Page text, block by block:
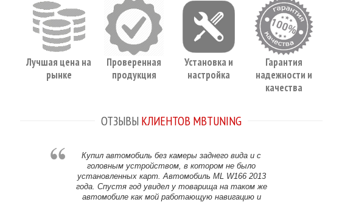
Лучшая цена на
рынке
Проверенная
продукция
Установка и
настройка
Гарантия
надежности и
качества
ОТЗЫВЫ КЛИЕНТОВ MBTUNING
Купил автомобиль без камеры заднего вида и с
головным устройством, в котором не было
установленных карт. Автомобиль ML W166 2013
года. Спустя год увидел у товарища на таком же
автомобиле как мой работающую навигацию и